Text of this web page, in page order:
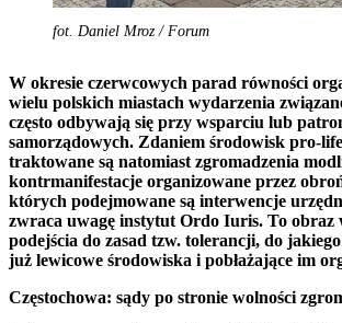
fot. Daniel Mroz / Forum
W okresie czerwcowych parad równości
wielu polskich miastach wydarzenia
często odbywają się przy wsparciu lub
samorządowych. Zdaniem środowisk pro-
traktowane są natomiast zgromadzenia
kontrmanifestacje organizowane przez
których podejmowane są interwencje
zwraca uwagę instytut Ordo Iuris. To obraz
podejścia do zasad tzw. tolerancji, do
już lewicowe środowiska i pobłażające im
Częstochowa: sądy po stronie wolności